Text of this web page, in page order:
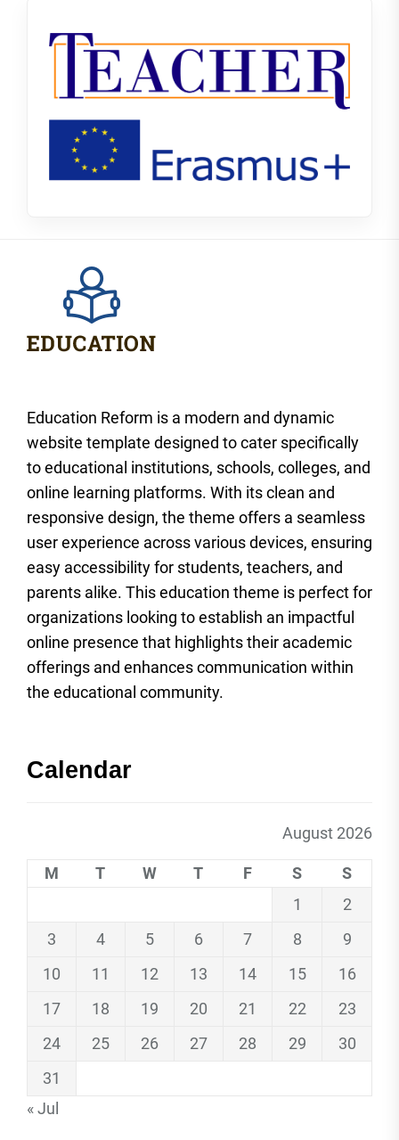
Education Reform is a modern and dynamic
website template designed to cater specifically
to educational institutions, schools, colleges, and
online learning platforms. With its clean and
responsive design, the theme offers a seamless
user experience across various devices, ensuring
easy accessibility for students, teachers, and
parents alike. This education theme is perfect for
organizations looking to establish an impactful
online presence that highlights their academic
offerings and enhances communication within
the educational community.
Calendar
August 2026
M T W T F S
S
1
2
3
4 5 6 7 8
9
10
11 12 13 14 15
16
17
18 19 20 21 22
23
24
25 26 27 28 29
30
31
« Jul